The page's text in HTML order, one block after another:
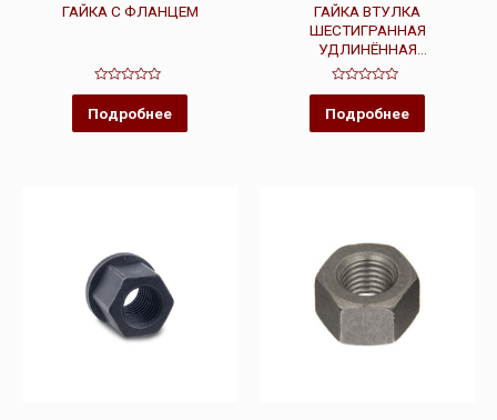
ГАЙКА С ФЛАНЦЕМ
Оценка
из
Подробнее
ГАЙКА ВТУЛКА
ШЕСТИГРАННАЯ
УДЛИНЁННАЯ
ВЫСОКОПРОЧНАЯ DIN 6334
Оценка
из
Подробнее